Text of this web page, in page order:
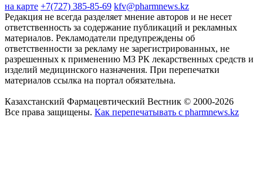
на карте +7(727) 385-85-69 kfv@pharmnews.kz
Редакция не всегда разделяет мнение авторов и не несет
ответственность за содержание публикаций и рекламных
материалов. Рекламодатели предупреждены об
ответственности за рекламу не зарегистрированных, не
разрешенных к применению МЗ РК лекарственных средств и
изделий медицинского назначения. При перепечатки
материалов ссылка на портал обязательна.
Казахстанский Фармацевтический Вестник © 2000-2026
Все права защищены. Как перепечатывать с pharmnews.kz